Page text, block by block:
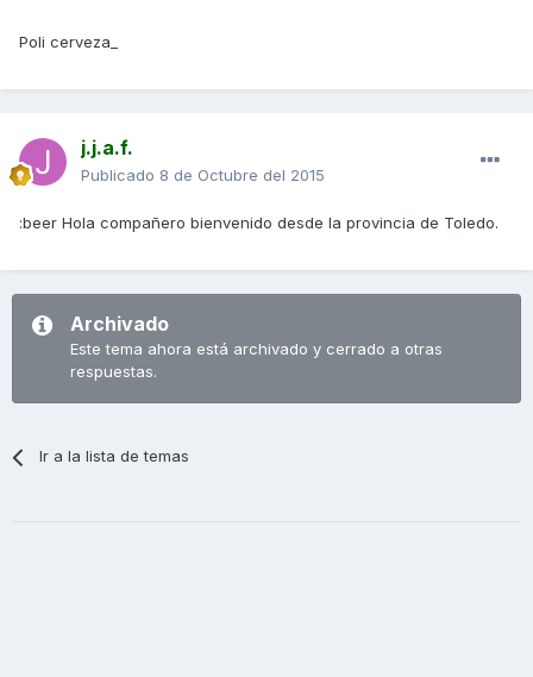
Poli cerveza_
j.j.a.f.
Publicado 8 de Octubre del 2015
:beer Hola compañero bienvenido desde la provincia de Toledo.
Archivado
Este tema ahora está archivado y cerrado a otras
respuestas.
Ir a la lista de temas